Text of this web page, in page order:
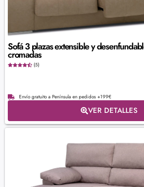
Sofá 3 plazas extensible y
cromadas
(5)
Envío gratuito a Península en pedidos +199€
VER DETALLES